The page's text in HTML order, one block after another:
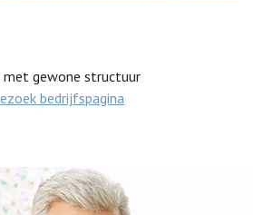
met gewone structuur
bedrijfspagina